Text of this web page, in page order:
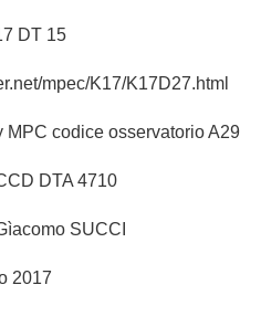
DT 15
mpec/K17/K17D27.html
MPC codice osservatorio A29
DTA 4710
SUCCI
2017